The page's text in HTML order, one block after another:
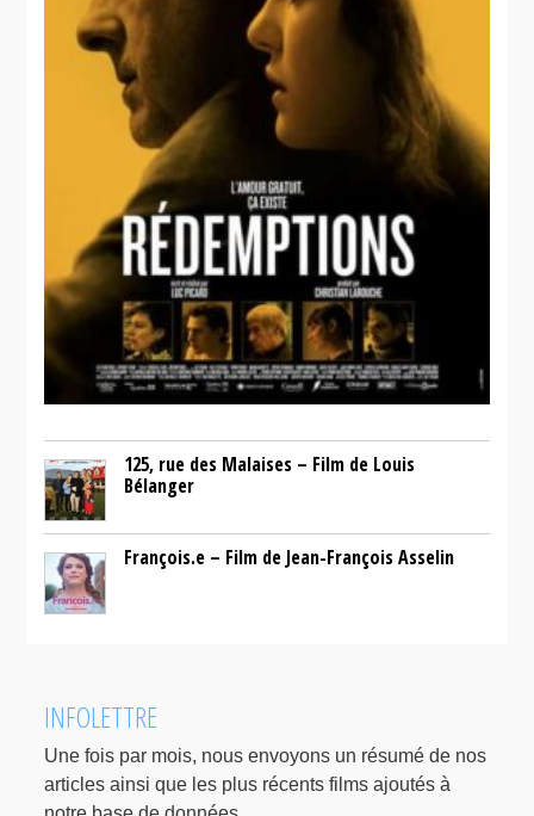
125, rue des Malaises – Film de Louis
Bélanger
François.e – Film de Jean-François Asselin
INFOLETTRE
Une fois par mois, nous envoyons un résumé de nos
articles ainsi que les plus récents films ajoutés à